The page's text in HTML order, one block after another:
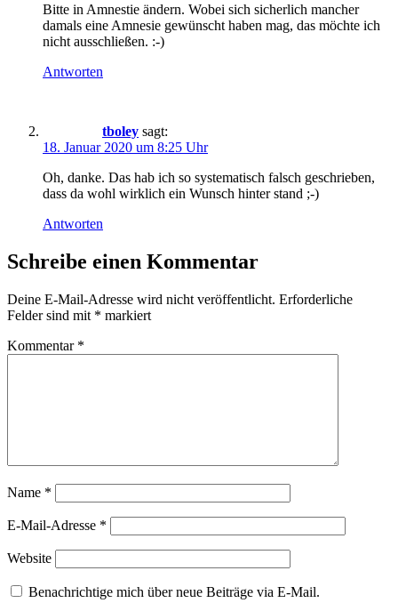
Bitte in Amnestie ändern. Wobei sich sicherlich mancher
damals eine Amnesie gewünscht haben mag, das möchte ich
nicht ausschließen. :-)
Antworten
tboley sagt:
18. Januar 2020 um 8:25 Uhr
Oh, danke. Das hab ich so systematisch falsch geschrieben,
dass da wohl wirklich ein Wunsch hinter stand ;-)
Antworten
Schreibe einen Kommentar
Deine E-Mail-Adresse wird nicht veröffentlicht. Erforderliche
Felder sind mit * markiert
Kommentar *
Name *
E-Mail-Adresse *
Website
Benachrichtige mich über neue Beiträge via E-Mail.